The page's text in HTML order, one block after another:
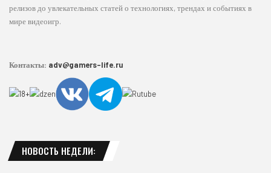
релизов до увлекательных статей о технологиях, трендах и событиях в
мире видеоигр.
Контакты: adv@gamers-life.ru
НОВОСТЬ НЕДЕЛИ: